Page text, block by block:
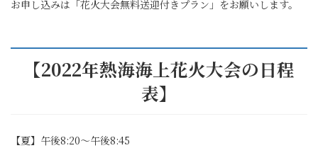
お申し込みは「花火大会無料送迎付きプラン」をお願いします。
【2022年熱海海上花火大会の日程
表】
【夏】午後8:20～午後8:45